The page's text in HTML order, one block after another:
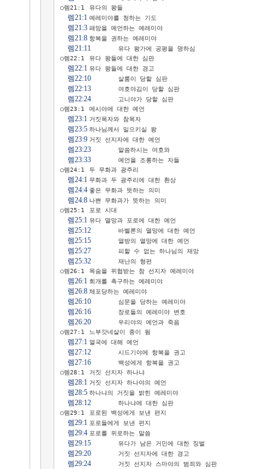
○렘21:1	유다의 왕들
렘21:1
렘21:3
	패망을 예언하는 예레미야
렘21:8
	항복을 권하는 예레미야
렘21:11
○렘22:1	유다 왕들에 대한 심판
렘22:1
렘22:10
	살룸이 당할 심판
렘22:13
	여호야김이 당할 심판
렘22:24
	고니야가 당할 심판
○렘23:1	메시야에 대한 예언
렘23:1
렘23:5
	하나님께서 일으키실 왕
렘23:9
	거짓 선지자에 대한 예언
렘23:23
	말씀하시는 여호와
렘23:33
	예언을 조롱하는 자들
○렘24:1	두 무화과 광주리
렘24:1
렘24:4
	좋은 무화과 뜻하는 의미
렘24:8
	나쁜 무화과가 뜻하는 의미
○렘25:1	포로 시대
렘25:1
렘25:12
	바벨론의 멸망에 대한 예언
렘25:15
	열방의 멸망에 대한 예언
렘25:27
렘25:32
	재난의 형편
○렘26:1	목숨을 위협받는 참 선지자 예레미야
렘26:1
렘26:8
	체포당하는 예레미야
렘26:10
	심문을 당하는 예레미야
렘26:16
	장로들의 예레미야 변호
렘26:20
	우리야의 예언과 죽음
○렘27:1	느부갓네살이 종이 됨
렘27:1
렘27:12
	시드기야에 항복을 권고
렘27:16
	백성에게 항복을 권고
○렘28:1	거짓 선지자 하나냐
렘28:1
렘28:5
	하나냐의 거짓을 밝힌 예레미야
렘28:12
	하나냐에 대한 심판
○렘29:1	포로된 백성에게 보낸 편지
렘29:1
렘29:4
	포로를 위로하는 말씀
렘29:15
	유다가 남은 거민에 대한 징벌
렘29:20
	거짓 선지자에 대한 경고
렘29:24
	거짓 선지자 스마야의 범죄와 심판